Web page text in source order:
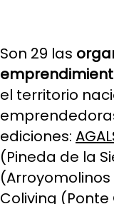
Son 29 las
el territorio
ediciones:
(Pineda de la
(Arroyomolinos
Coliving (Ponte